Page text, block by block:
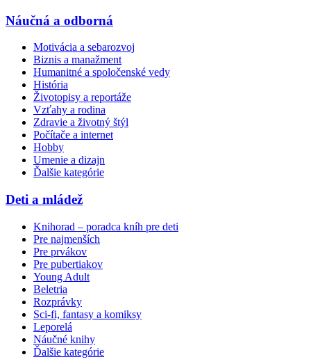
Náučná a odborná
Motivácia a sebarozvoj
Biznis a manažment
Humanitné a spoločenské vedy
História
Životopisy a reportáže
Vzťahy a rodina
Zdravie a životný štýl
Počítače a internet
Hobby
Umenie a dizajn
Ďalšie kategórie
Deti a mládež
Knihorad – poradca kníh pre deti
Pre najmenších
Pre prvákov
Pre pubertiakov
Young Adult
Beletria
Rozprávky
Sci-fi, fantasy a komiksy
Leporelá
Náučné knihy
Ďalšie kategórie